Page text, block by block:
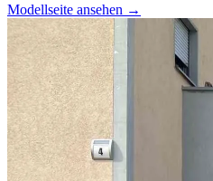
Modellseite ansehen →